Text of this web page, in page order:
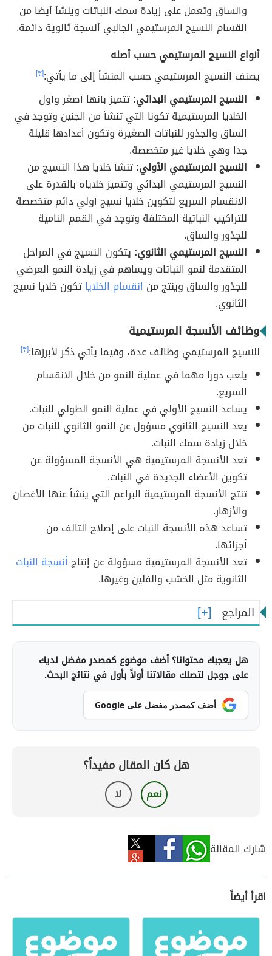
والساق وتعمل على زيادة سمك النباتات وينشأ أيضا من
انقسام النسيج المرستيمي الجانبي أنسجة ثانوية دائمة.
أنواع النسيج المرستيمي حسب أصله
يصنف النسيج المرستيمي حسب المنشأ إلى ما يأتي:[٣]
النسيج المرستيمي البدائي:تتميز بأنها أصغر وأول
الخلايا المرستيمية تكونا التي تنشأ من الجنين وتوجد في
الساق والجذور للنباتات الصغيرة وتكون أعدادها قليلة
جدا وهي خلايا غير متخصصة.
النسيج المرستيمي الأولي:تنشأ خلايا هذا النسيج من
النسيج المرستيمي البدائي وتتميز خلاياه بالقدرة على
الانقسام السريع لتكوين خلايا نسيج أولي دائم متخصصة
للتراكيب النباتية المختلفة وتوجد في القمم النامية
للجذور والساق.
النسيج المرستيمي الثانوي: يتكون النسيج في المراحل
المتقدمة لنمو النباتات ويساهم في زيادة النمو العرضي
للجذور والساق وينتج من انقسام الخلاياتكون خلايا نسيج
الثانوي.
وظائف الأنسجة المرستيمية
للنسيج المرستيمي وظائف عدة، وفيما يأتي ذكر لأبرزها:[٣]
يلعب دورا مهما في عملية النمو من خلال الانقسام
السريع.
يساعد النسيج الأولي في عملية النمو الطولي للنبات.
يعد النسيج الثانوي مسؤول عن النمو الثانوي للنبات من
خلال زيادة سمك النبات.
تعد الأنسجة المرستيمية هي الأنسجة المسؤولة عن
تكوين الأعضاء الجديدة في النبات.
تنتج الأنسجة المرستيمية البراعم التي ينشأ عنها الأغصان
والأزهار.
تساعد هذه الأنسجة النبات على إصلاح التالف من
أجزائها.
تعد الأنسجة المرستيمية مسؤولة عن إنتاجأنسجة النبات
الثانوية مثل الخشب والفلين وغيرها.
المراجع
هل يعجبك محتوانا؟ أضف موضوع كمصدر مفضل لديك
على جوجل لتصلك مقالاتنا أولاً بأول في نتائج البحث.
أضف كمصدر مفضل على Google
هل كان المقال مفيداً؟
نعم لا
شارك المقالة
اقرأ أيضاً